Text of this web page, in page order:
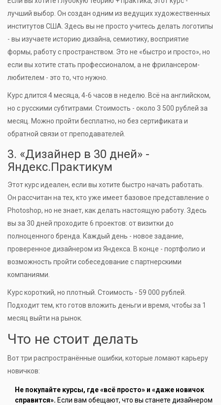
лучший выбор. Он создан одним из ведущих художественных
институтов США. Здесь вы не просто учитесь делать логотипы
- вы изучаете историю дизайна, семиотику, восприятие
формы, работу с пространством. Это не «быстро и просто», но
если вы хотите стать профессионалом, а не фрилансером-
любителем - это то, что нужно.
Курс длится 4 месяца, 4-6 часов в неделю. Всё на английском,
но с русскими субтитрами. Стоимость - около 3 500 рублей за
месяц. Можно пройти бесплатно, но без сертификата и
обратной связи от преподавателей.
3. «Дизайнер в 30 дней» -
Яндекс.Практикум
Этот курс идеален, если вы хотите быстро начать работать.
Он рассчитан на тех, кто уже имеет базовое представление о
Photoshop, но не знает, как делать настоящую работу. Здесь
вы за 30 дней проходите 6 проектов: от визитки до
полноценного бренда. Каждый день - новое задание,
проверенное дизайнером из Яндекса. В конце - портфолио и
возможность пройти собеседование с партнерскими
компаниями.
Курс короткий, но плотный. Стоимость - 59 000 рублей.
Подходит тем, кто готов вложить деньги и время, чтобы за 1
месяц выйти на рынок.
Что не стоит делать
Вот три распространённые ошибки, которые ломают карьеру
новичков:
Не покупайте курсы, где «всё просто» и «даже новичок
справится». Если вам обещают, что вы станете дизайнером